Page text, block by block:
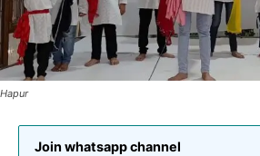
Hapur
Join whatsapp channel